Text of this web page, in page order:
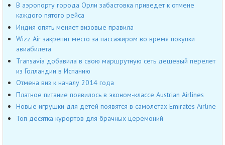
В аэропорту города Орли забастовка приведет к отмене
каждого пятого рейса
Индия опять меняет визовые правила
Wizz Air закрепит место за пассажиром во время покупки
авиабилета
Transavia добавила в свою маршрутную сеть дешевый перелет
из Голландии в Испанию
Отмена виз к началу 2014 года
Платное питание появилось в эконом-классе Austrian Airlines
Новые игрушки для детей появятся в самолетах Emirates Airline
Топ десятка курортов для брачных церемоний